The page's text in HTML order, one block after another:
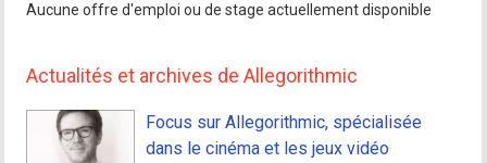
Aucune offre d'emploi ou de stage actuellement disponible
Actualités et archives de Allegorithmic
Focus sur Allegorithmic, spécialisée
dans le cinéma et les jeux vidéo